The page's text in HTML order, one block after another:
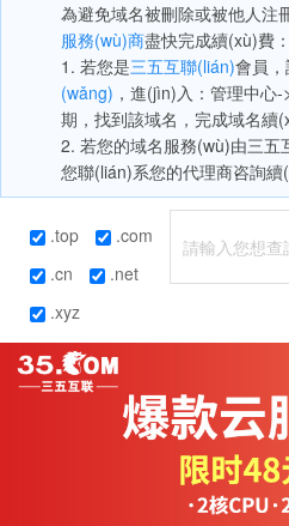
為避免域名被刪除或被他人注
服務(wù)商盡快完成續(xù)費：
1. 若您是三五互聯(lián)會員
(wǎng) ，進(jìn)入：管理
期，找到該域名，完成域名續
2. 若您的域名服務(wù)由三五
您聯(lián)系您的代理商咨詢續
.top
.com
.cn
.net
.xyz